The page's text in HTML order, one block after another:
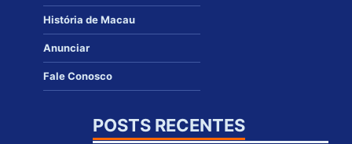
História de Macau
Anunciar
Fale Conosco
POSTS RECENTES